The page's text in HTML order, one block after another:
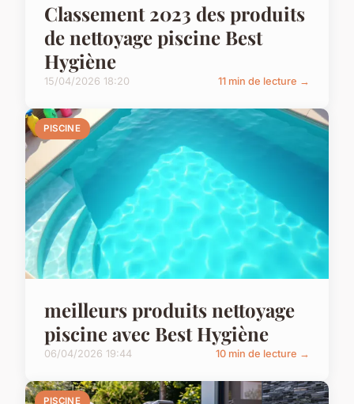
Classement 2023 des produits
de nettoyage piscine Best
Hygiène
15/04/2026 18:20 11 min de lecture →
PISCINE
meilleurs produits nettoyage
piscine avec Best Hygiène
06/04/2026 19:44 10 min de lecture →
PISCINE